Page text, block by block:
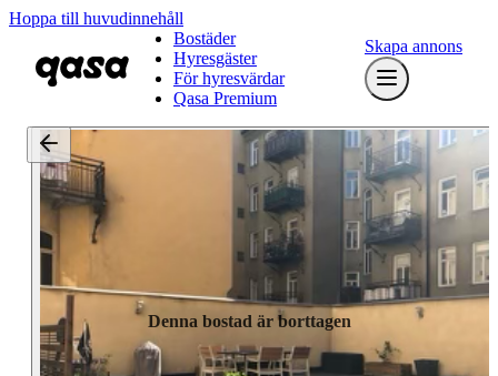
Hoppa till huvudinnehåll
Bostäder
Hyresgäster
För hyresvärdar
Qasa Premium
Skapa annons
Denna bostad är borttagen